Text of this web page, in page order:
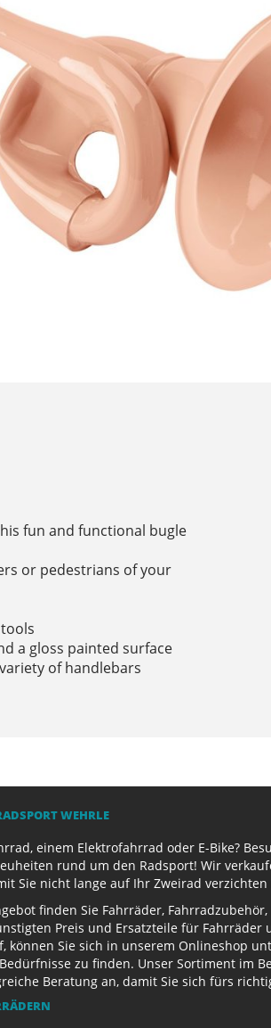
fun and functional bugle
or pedestrians of your
a gloss painted surface
of handlebars
WEHRLE
einem Elektrofahrrad oder E-Bike?
rund um den Radsport! Wir
Sie nicht lange auf Ihr Zweirad verzichten
finden Sie Fahrräder,
Preis und Ersatzteile für
können Sie sich in unserem Onlineshop
zu finden. Unser Sortiment im
Beratung an, damit Sie sich fürs